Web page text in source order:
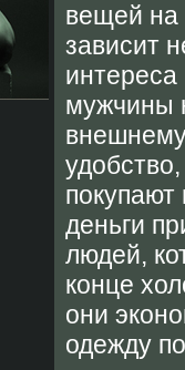
вещей на
зависит
мужчины
деньги
людей,
конце
они
одежду